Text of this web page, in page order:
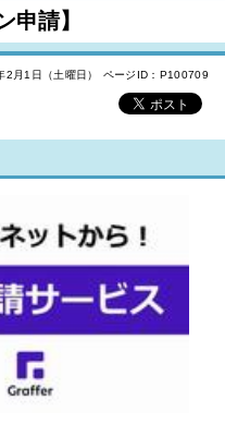
申請】
月1日（土曜日） ページID：P100709